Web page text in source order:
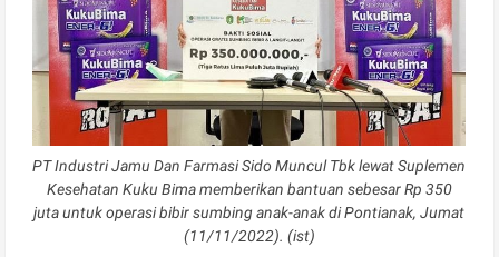
PT Industri Jamu Dan Farmasi Sido Muncul Tbk lewat Suplemen
Kesehatan Kuku Bima memberikan bantuan sebesar Rp 350
juta untuk operasi bibir sumbing anak-anak di Pontianak, Jumat
(11/11/2022). (ist)